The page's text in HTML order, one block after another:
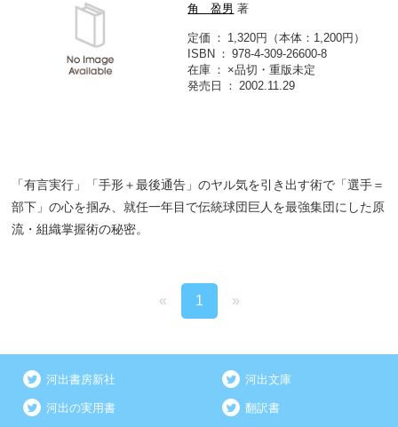
角 盈男 著
定価
1,320円（本体：1,200円）
ISBN
978-4-309-26600-8
在庫
×品切・重版未定
発売日
2002.11.29
「有言実行」「手形＋最後通告」のヤル気を引き出す術で「選手＝
部下」の心を掴み、就任一年目で伝統球団巨人を最強集団にした原
流・組織掌握術の秘密。
« 1 »
河出書房新社 河出文庫
河出の実用書 翻訳書